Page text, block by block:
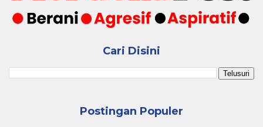
Cari Disini
Postingan Populer